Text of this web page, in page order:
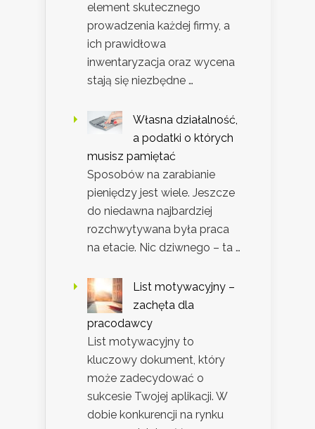
element skutecznego
prowadzenia każdej firmy, a
ich prawidłowa
inwentaryzacja oraz wycena
stają się niezbędne …
Własna działalność,
a podatki o których
musisz pamiętać
Sposobów na zarabianie
pieniędzy jest wiele. Jeszcze
do niedawna najbardziej
rozchwytywana była praca
na etacie. Nic dziwnego – ta …
List motywacyjny –
zachęta dla
pracodawcy
List motywacyjny to
kluczowy dokument, który
może zadecydować o
sukcesie Twojej aplikacji. W
dobie konkurencji na rynku